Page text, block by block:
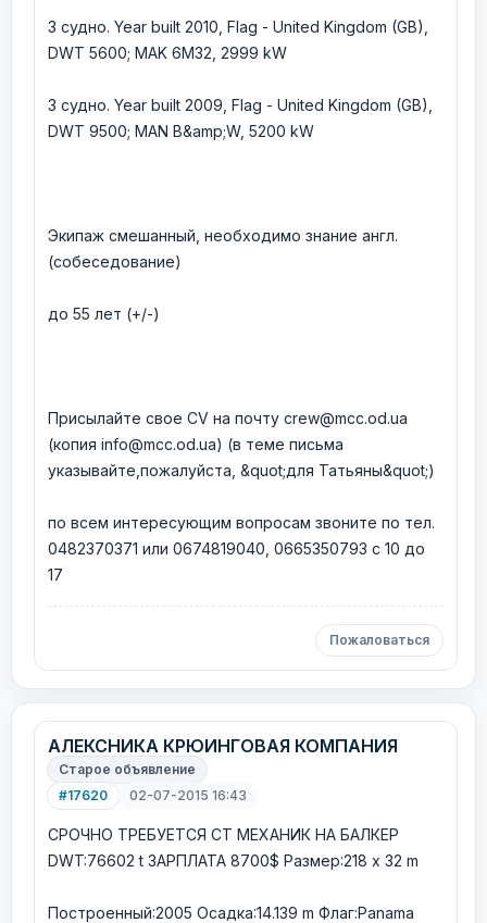
3 судно. Year built 2010, Flag - United Kingdom (GB),
DWT 5600; MAK 6M32, 2999 kW
3 судно. Year built 2009, Flag - United Kingdom (GB),
DWT 9500; MAN B&amp;W, 5200 kW
Экипаж смешанный, необходимо знание англ.
(собеседование)
до 55 лет (+/-)
Присылайте свое CV на почту crew@mcc.od.ua
(копия info@mcc.od.ua) (в теме письма
указывайте,пожалуйста, &quot;для Татьяны&quot;)
по всем интересующим вопросам звоните по тел.
0482370371 или 0674819040, 0665350793 с 10 до
17
Пожаловаться
АЛЕКСНИКА КРЮИНГОВАЯ КОМПАНИЯ
Старое объявление
#17620
02-07-2015 16:43
СРОЧНО ТРЕБУЕТСЯ СТ МЕХАНИК НА БАЛКЕР
DWT:76602 t ЗАРПЛАТА 8700$ Размер:218 x 32 m
Построенный:2005 Осадка:14.139 m Флаг:Panama